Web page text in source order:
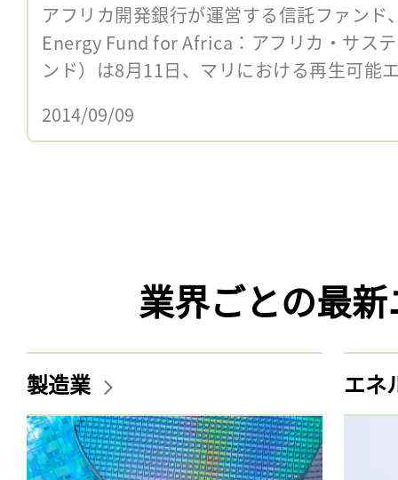
アフリカ開発銀行が運営する信託ファン
Energy Fund for Africa：アフリカ・サス
ンド）は8月11日、マリにおける再生可
2014/09/09
業界ごとの最
製造業 エネ